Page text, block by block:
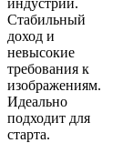
Стабильный
доход и
невысокие
требования к
изображениям.
Идеально
подходит для
старта.